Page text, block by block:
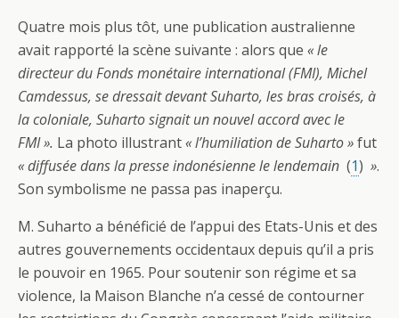
Quatre mois plus tôt, une publication australienne
avait rapporté la scène suivante : alors que « le
directeur du Fonds monétaire international (FMI), Michel
Camdessus, se dressait devant Suharto, les bras croisés, à
la coloniale, Suharto signait un nouvel accord avec le
FMI ». La photo illustrant« l’humiliation de Suharto »fut
« diffusée dans la presse indonésienne le lendemain (1) ».
Son symbolisme ne passa pas inaperçu.
M. Suharto a bénéficié de l’appui des Etats-Unis et des
autres gouvernements occidentaux depuis qu’il a pris
le pouvoir en 1965. Pour soutenir son régime et sa
violence, la Maison Blanche n’a cessé de contourner